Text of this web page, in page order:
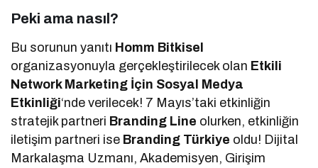
Peki ama nasıl?
Bu sorunun yanıtı Homm Bitkisel
organizasyonuyla gerçekleştirilecek olan Etkili
Network Marketing İçin Sosyal Medya
Etkinliği‘nde verilecek! 7 Mayıs’taki etkinliğin
stratejik partneri Branding Line olurken, etkinliğin
iletişim partneri ise Branding Türkiye oldu! Dijital
Markalaşma Uzmanı, Akademisyen, Girişim